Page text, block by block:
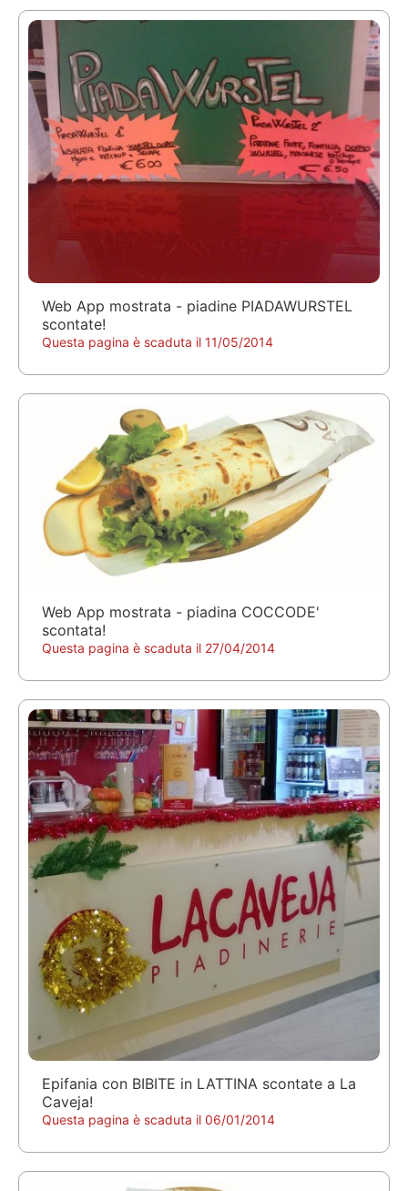
Web App mostrata - piadine PIADAWURSTEL
scontate!
Questa pagina è scaduta il 11/05/2014
Web App mostrata - piadina COCCODE'
scontata!
Questa pagina è scaduta il 27/04/2014
Epifania con BIBITE in LATTINA scontate a La
Caveja!
Questa pagina è scaduta il 06/01/2014